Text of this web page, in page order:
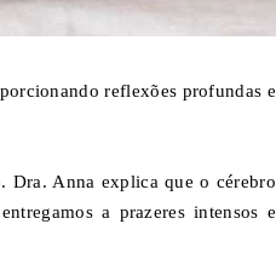
reflexões profundas e
Dra. Anna explica que o cérebro
a prazeres intensos e